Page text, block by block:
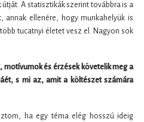
A statisztikák szerint továbbra is a
annak ellenére, hogy munkahelyük is
tucatnyi életet vesz el. Nagyon sok
motívumok és érzések követelik meg a
s mi az, amit a költészet számára
ha egy téma elég hosszú ideig